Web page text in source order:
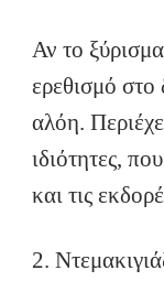
Αν το
ερεθισμό στο
αλόη.
ιδιότητες,
και τις
2.